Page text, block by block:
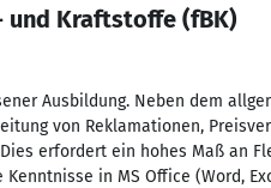
Kraftstoffe (fBK)
Ausbildung. Neben dem
von Reklamationen,
erfordert ein hohes Maß an
in MS Office (Word,